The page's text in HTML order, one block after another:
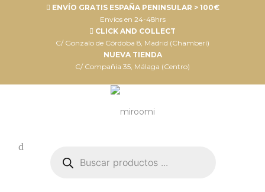
ENVÍO GRATIS ESPAÑA PENINSULAR > 100€
Envíos en 24-48hrs
CLICK AND COLLECT
C/ Gonzalo de Córdoba 8, Madrid (Chamberí)
NUEVA TIENDA
C/ Compañia 35, Málaga (Centro)
productos